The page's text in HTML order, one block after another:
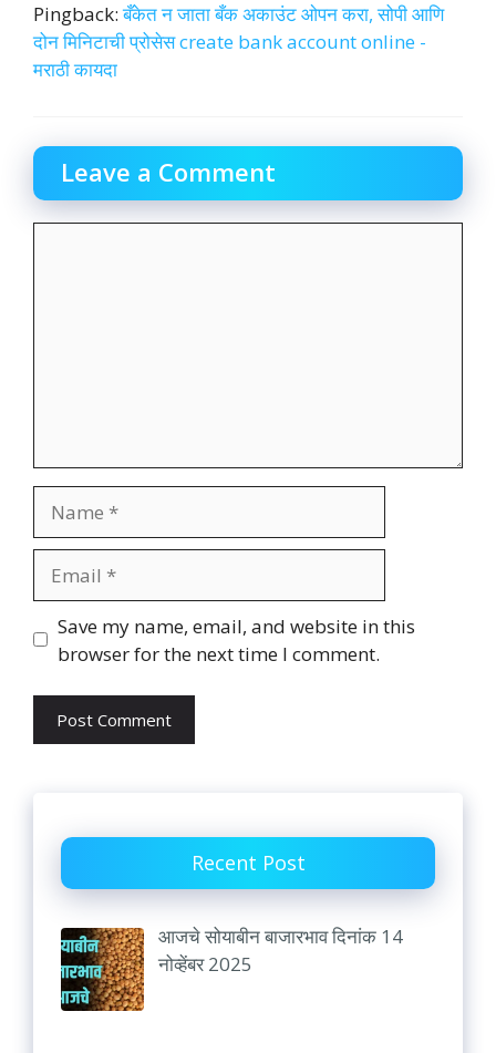
Pingback:बँकेत न जाता बँक अकाउंट ओपन करा, सोपी आणि
दोन मिनिटाची प्रोसेस create bank account online -
मराठी कायदा
Leave a Comment
Website
Save my name, email, and website in this
browser for the next time I comment.
Recent Post
आजचे सोयाबीन बाजारभाव दिनांक 14
नोव्हेंबर 2025